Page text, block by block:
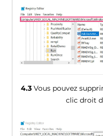
4.3 Vous pouvez
clic droit